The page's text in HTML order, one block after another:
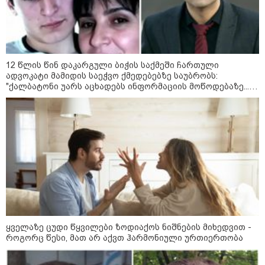
ონისე ცხადაძე - 3 დღის წინ
საკანში შემოიყვანეს სამი
პატიმარი ისე, რომ ჩვენთვის არ
უკითხავთ - ხომ მაგრად იცავენ
მომეტებული რისკის
კრიტერიუმებს?! - გუშინ საღამოს
შემდეგ ვითხოვ, რომ მოაგვარონ,
მაგრამ არ აკეთებენ, რადგან ეს
ხდება განზრახ
ლევან მაჭავარიანი - ევროპაში
ცოლებთან ერთად ვინც მიდის,
საღამოობით არავინ უშვებს ხელს
- საქართველოში ეგ პრობლემა არ
არის! საქართველოში ტურისტებს
არანაირი პრობლემა არა აქვთ!
საზოგადოება
12 წლის წინ დაკარგული ბიჭის საქმეში ჩართული
ადვოკატი მამიდის საეჭვო ქმედებებზე საუბრობს:
"ქალბატონი უარს აცხადებს ინფორმაციის მოწოდებაზე...
წლობით მიმდინარეობდა საქმის ჩაფარცხვის ოპერაცია"
ყველაზე ცუდი წყვილები ზოდიაქოს ნიშნების მიხედვით -
როგორც წესი, მათ არ აქვთ ჰარმონიული ურთიერთობა